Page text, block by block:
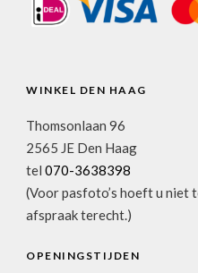
WINKEL DEN HAAG
Thomsonlaan 96
2565 JE Den Haag
tel 070-3638398
(Voor pasfoto’s hoeft u niet
afspraak terecht.)
OPENINGSTIJDEN